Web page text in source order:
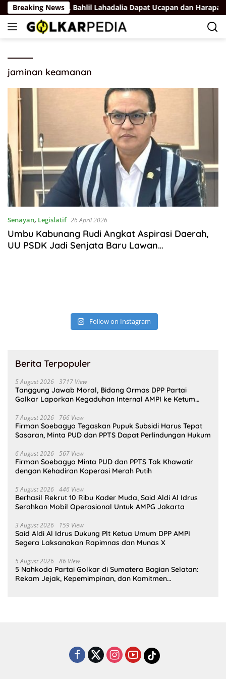
Skip
to
content
Breaking News
Tahun Emas, Bahlil Lahadalia Dapat Ucapan dan Harapan
jaminan keamanan
Senayan, Legislatif 26 April 2026
Umbu Kabunang Rudi Angkat Aspirasi Daerah,
UU PSDK Jadi Senjata Baru Lawan
Follow on Instagram
Berita Terpopuler
5 August 2026 3717 View
Tanggung Jawab Moral, Bidang Ormas DPP Partai
Golkar Laporkan Kegaduhan Internal AMPI ke Ketum
7 August 2026 766 View
Firman Soebagyo Tegaskan Pupuk Subsidi Harus Tepat
Sasaran, Minta PUD dan PPTS Dapat Perlindungan Hukum
6 August 2026 567 View
Firman Soebagyo Minta PUD dan PPTS Tak Khawatir
dengan Kehadiran Koperasi Merah Putih
5 August 2026 446 View
Berhasil Rekrut 10 Ribu Kader Muda, Said Aldi Al Idrus
Serahkan Mobil Operasional Untuk AMPG Jakarta
3 August 2026 159 View
Said Aldi Al Idrus Dukung Plt Ketua Umum DPP AMPI
Segera Laksanakan Rapimnas dan Munas X
5 August 2026 86 View
5 Nahkoda Partai Golkar di Sumatera Bagian Selatan:
Rekam Jejak, Kepemimpinan, dan Komitmen